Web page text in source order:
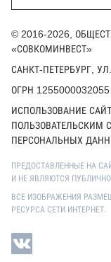
© 2016-2026,
«СОВКОМИНВЕСТ»
САНКТ-ПЕТЕРБУРГ,
ОГРН
ИСПОЛЬЗОВАНИЕ
ПОЛЬЗОВАТЕЛЬСКИМ
ПЕРСОНАЛЬНЫХ
ПРЕДОСТАВЛЕННЫЕ НА
И НЕ ЯВЛЯЮТСЯ
ВСЕ ИЗОБРАЖЕНИЯ
РЕСУРСА СЕТИ ИНТЕРНЕТ.